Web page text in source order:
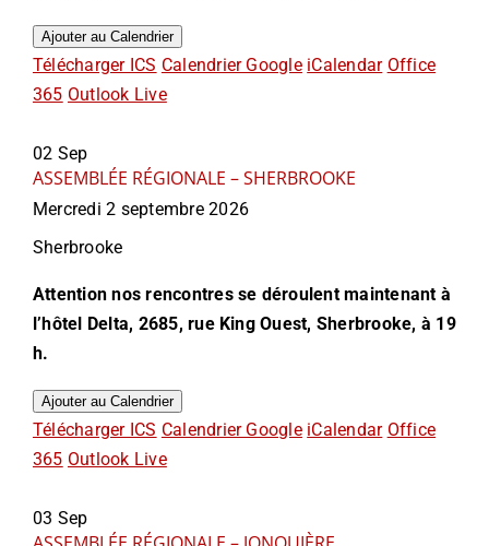
Ajouter au Calendrier
Télécharger ICS Calendrier Google iCalendar Office
365 Outlook Live
02 Sep
ASSEMBLÉE RÉGIONALE – SHERBROOKE
Mercredi 2 septembre 2026
Sherbrooke
Attention nos rencontres se déroulent maintenant à
l’hôtel Delta, 2685, rue King Ouest, Sherbrooke, à 19
h.
Ajouter au Calendrier
Télécharger ICS Calendrier Google iCalendar Office
365 Outlook Live
03 Sep